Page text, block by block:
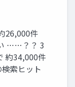
26,000件
……？？ 3
約34,000件
索ヒット